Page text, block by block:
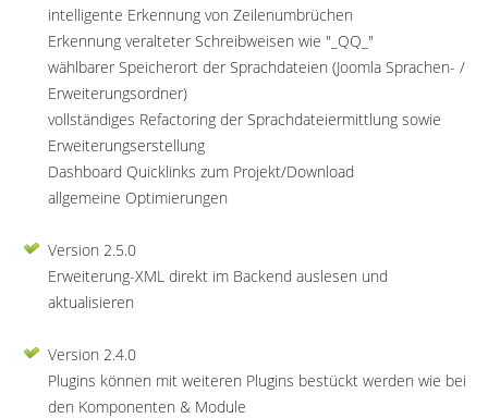
intelligente Erkennung von Zeilenumbrüchen
Erkennung veralteter Schreibweisen wie "_QQ_"
wählbarer Speicherort der Sprachdateien (Joomla Sprachen- /
Erweiterungsordner)
vollständiges Refactoring der Sprachdateiermittlung sowie
Erweiterungserstellung
Dashboard Quicklinks zum Projekt/Download
allgemeine Optimierungen
Version 2.5.0
Erweiterung-XML direkt im Backend auslesen und
aktualisieren
Version 2.4.0
Plugins können mit weiteren Plugins bestückt werden wie bei
den Komponenten & Module